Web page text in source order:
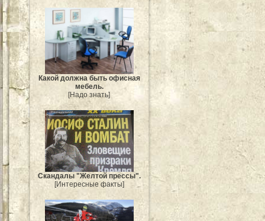
Какой должна быть офисная
мебель.
[Надо знать]
Скандалы "Желтой прессы".
[Интересные факты]